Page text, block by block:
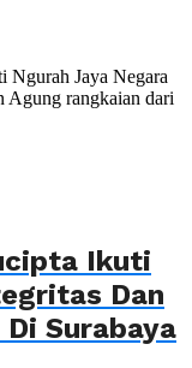
Ngurah Jaya Negara
Agung rangkaian dari
Ikuti
Dan
Surabaya